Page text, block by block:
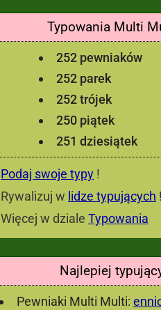
Typowania Multi
252 pewniaków
252 parek
252 trójek
250 piątek
251 dziesiątek
Podaj swoje typy !
Rywalizuj w lidze typujących !
Więcej w dziale Typowania
Najlepiej
Pewniaki Multi Multi: